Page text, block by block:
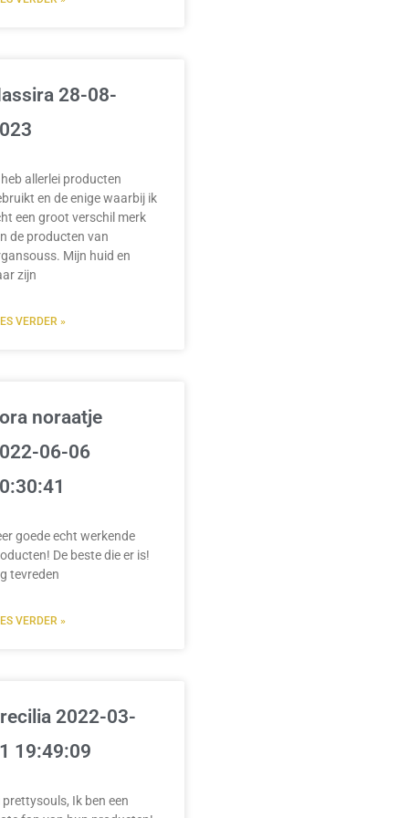
28-08-
allerlei producten
en de enige waarbij ik
een groot verschil merk
de producten van
Mijn huid en
zijn
VERDER »
noraatje
06-06
goede echt werkende
De beste die er is!
tevreden
VERDER »
2022-03-
19:49:09
prettysouls, Ik ben een